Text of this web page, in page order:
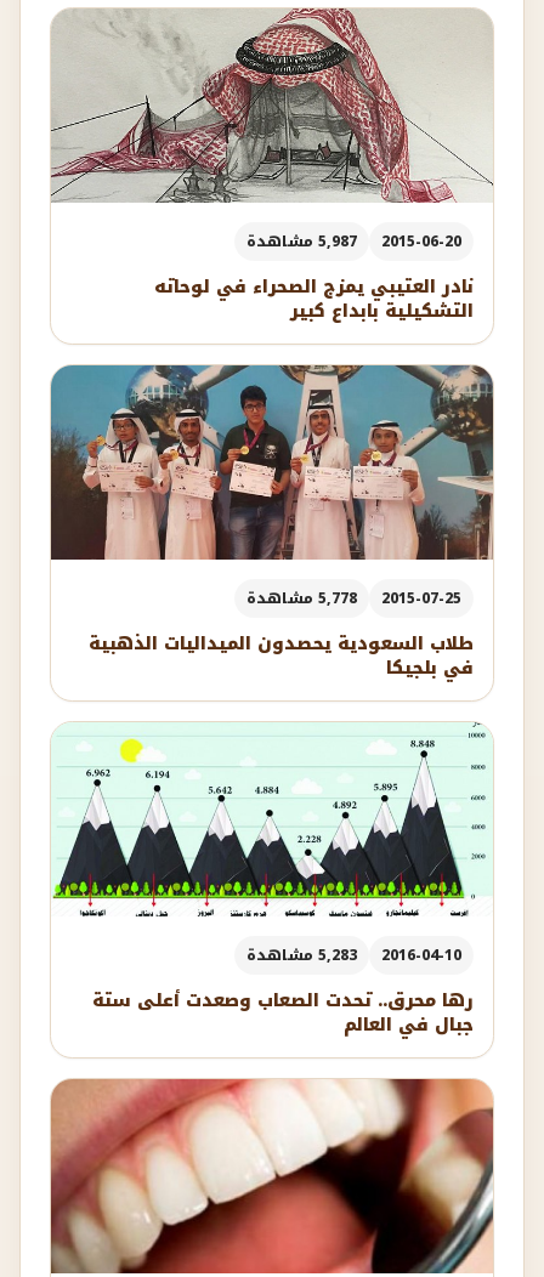
2015-06-20 5,987 مشاهدة
نادر العتيبي يمزج الصحراء في لوحاته
التشكيلية بابداع كبير
2015-07-25 5,778 مشاهدة
طلاب السعودية يحصدون الميداليات الذهبية
في بلجيكا
2016-04-10 5,283 مشاهدة
رها محرق.. تحدت الصعاب وصعدت أعلى ستة
جبال في العالم